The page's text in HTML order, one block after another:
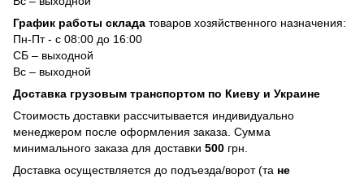
График работы склада товаров хозяйственного назначения:
Пн-Пт - с 08:00 до 16:00
СБ – выходной
Вс – выходной
Доставка грузовым транспортом по Киеву и Украине
Стоимость доставки рассчитывается индивидуально
менеджером после оформления заказа. Сумма
минимального заказа для доставки 500 грн.
Доставка осуществляется до подъезда/ворот (та не